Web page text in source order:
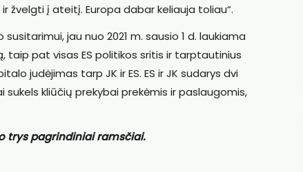
žvelgti į ateitį. Europa dabar keliauja toliau“.
jau nuo 2021 m. sausio 1 d. laukiama
taip pat visas ES politikos sritis ir tarptautinius
judėjimas tarp JK ir ES. ES ir JK sudarys dvi
kliūčių prekybai prekėmis ir paslaugomis,
trys pagrindiniai ramsčiai.